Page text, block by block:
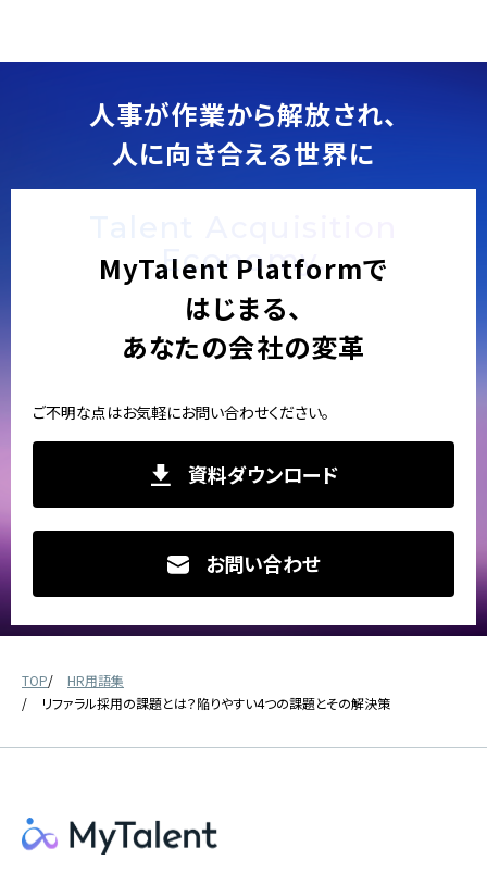
人事が作業から解放され、
人に向き合える世界に
Economy.
MyTalent Platformで
はじまる、
あなたの会社の変革
ご不明な点はお気軽にお問い合わせください。
資料ダウンロード
お問い合わせ
TOP
HR用語集
リファラル採用の課題とは？陥りやすい4つの課題とその解決策